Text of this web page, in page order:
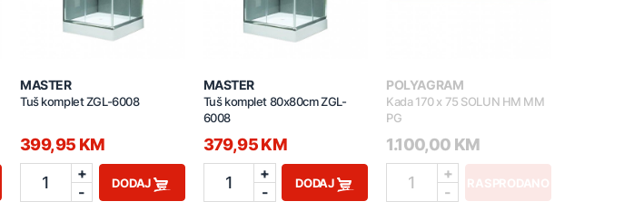
MASTER
Tuš komplet ZGL-6008
399,95 KM
1
+
-
DODAJ
MASTER
Tuš komplet 80x80cm ZGL-
6008
379,95 KM
1
+
-
DODAJ
POLYAGRAM
Kada 170 x 75 SOLUN HM MM
PG
1.100,00 KM
1
+
-
RASPRODANO